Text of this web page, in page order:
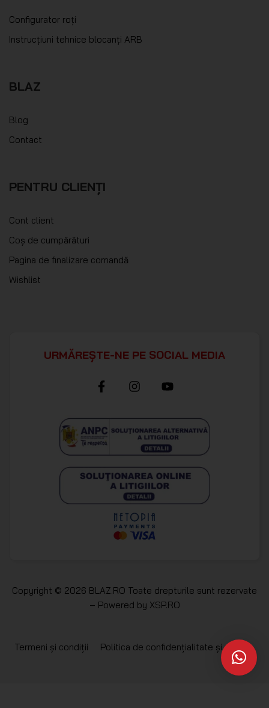
Configurator roți
Instrucțiuni tehnice blocanți ARB
BLAZ
Blog
Contact
PENTRU CLIENȚI
Cont client
Coș de cumpărături
Pagina de finalizare comandă
Wishlist
URMĂREȘTE-NE PE SOCIAL MEDIA
Copyright © 2026 BLAZ.RO Toate drepturile sunt rezervate
– Powered by XSP.RO
Termeni și condiții Politica de confidențialitate și cookie